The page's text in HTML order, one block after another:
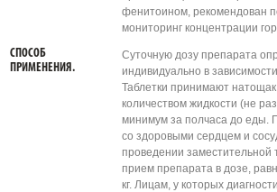
фенитоином, рекомендован
мониторинг концентрации
СПОСОБ
ПРИМЕНЕНИЯ.
Суточную дозу препарата
индивидуально в
Таблетки принимают
количеством жидкости (не
минимум за полчаса до еды.
со здоровыми сердцем и
проведении заместительной
прием препарата в дозе,
кг. Лицам, у которых